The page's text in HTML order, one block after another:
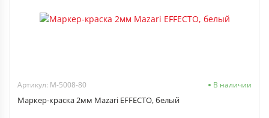
Артикул: M-5008-80 В наличии
Маркер-краска 2мм Mazari EFFECTO, белый